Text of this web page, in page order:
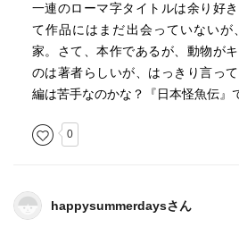
一連のローマ字タイトルは余り好
て作品にはまだ出会っていないが
家。さて、本作であるが、動物が
のは著者らしいが、はっきり言っ
編は苦手なのかな？『日本怪魚伝』
0
happysummerdaysさん